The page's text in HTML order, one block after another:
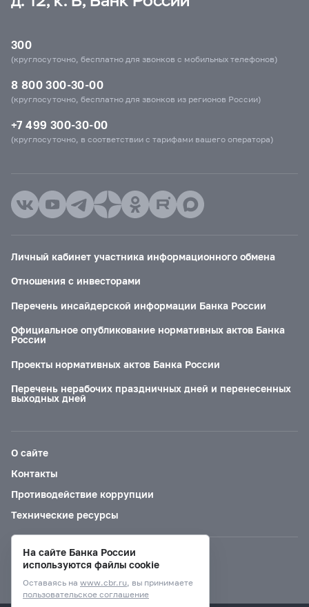
300
(круглосуточно, бесплатно для звонков с мобильных телефонов)
8 800 300-30-00
(круглосуточно, бесплатно для звонков из регионов России)
+7 499 300-30-00
(круглосуточно, в соответствии с тарифами вашего оператора)
Личный кабинет участника информационного обмена
Отношения с инвесторами
Перечень инсайдерской информации Банка России
Официальное опубликование нормативных актов Банка
России
Проекты нормативных актов Банка России
Перечень нерабочих праздничных дней и перенесенных
выходных дней
О сайте
Контакты
Противодействие коррупции
Технические ресурсы
Версия для слабовидящих
На сайте Банка России
используются файлы cookie
Оставаясь на www.cbr.ru, вы принимаете
пользовательское соглашение